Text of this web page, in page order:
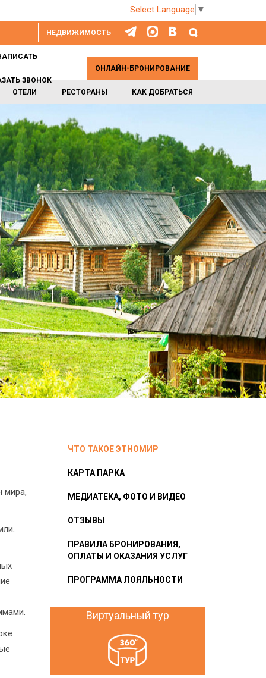
Select Language ▼
НЕДВИЖИМОСТЬ
ОТЕЛИ РЕСТОРАНЫ КАК ДОБРАТЬСЯ
ЗВОНОК
ОНЛАЙН-БРОНИРОВАНИЕ
мира,
ЧТО ТАКОЕ ЭТНОМИР
КАРТА ПАРКА
МЕДИАТЕКА, ФОТО И ВИДЕО
ОТЗЫВЫ
ПРАВИЛА БРОНИРОВАНИЯ,
ОПЛАТЫ И ОКАЗАНИЯ УСЛУГ
ПРОГРАММА ЛОЯЛЬНОСТИ
Виртуальный тур